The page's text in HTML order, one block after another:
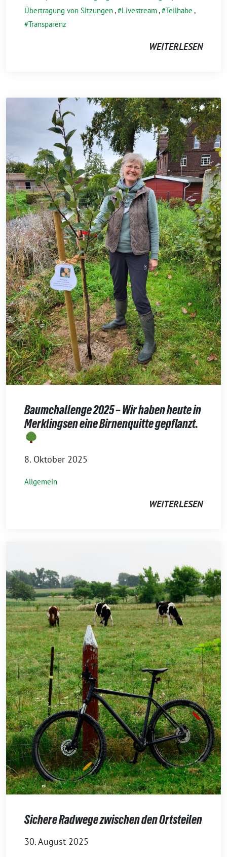
Übertragung von Sitzungen, Livestream, Teilhabe ,
Transparenz
WEITERLESEN
Baumchallenge 2025 – Wir haben heute in
Merklingsen eine Birnenquitte gepflanzt.
8. Oktober 2025
Allgemein
WEITERLESEN
Sichere Radwege zwischen den Ortsteilen
30. August 2025